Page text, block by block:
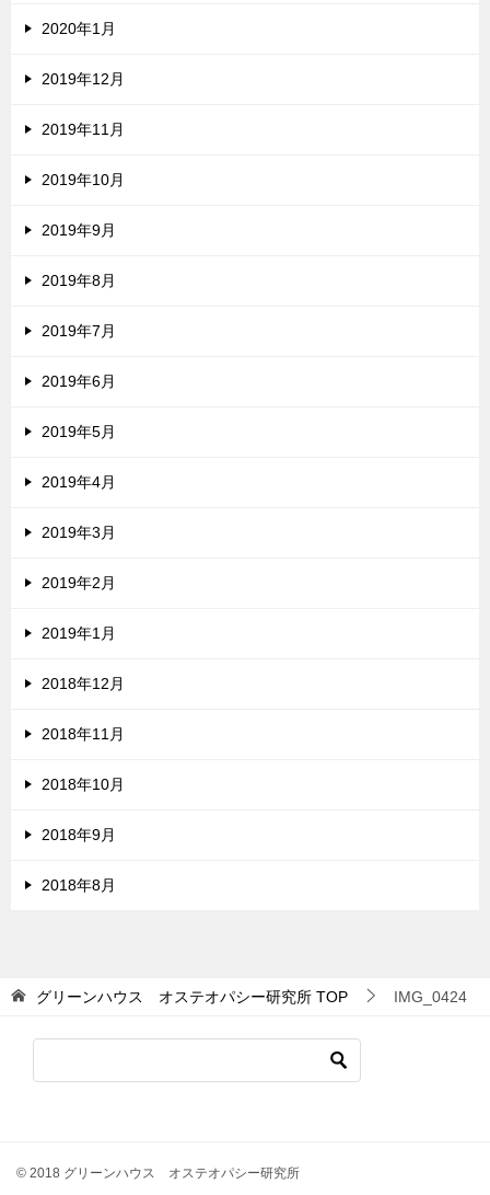
2020年1月
2019年12月
2019年11月
2019年10月
2019年9月
2019年8月
2019年7月
2019年6月
2019年5月
2019年4月
2019年3月
2019年2月
2019年1月
2018年12月
2018年11月
2018年10月
2018年9月
2018年8月
グリーンハウス オステオパシー研究所 TOP IMG_0424
© 2018 グリーンハウス オステオパシー研究所